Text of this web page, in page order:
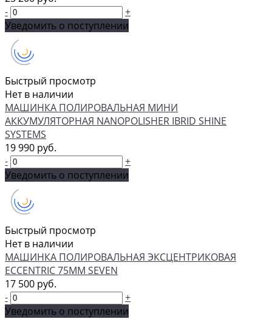
-
+
Уведомить о поступлении
Быстрый просмотр
Нет в наличии
МАШИНКА ПОЛИРОВАЛЬНАЯ МИНИ
АККУМУЛЯТОРНАЯ NANOPOLISHER IBRID SHINE
SYSTEMS
19 990 руб.
-
+
Уведомить о поступлении
Быстрый просмотр
Нет в наличии
МАШИНКА ПОЛИРОВАЛЬНАЯ ЭКСЦЕНТРИКОВАЯ
ECCENTRIC 75ММ SEVEN
17 500 руб.
-
+
Уведомить о поступлении